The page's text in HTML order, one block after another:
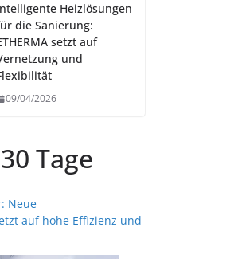
Heizlösungen
die Sanierung:
setzt auf
und
09/04/2026
Tage
Neue
auf hohe Effizienz und